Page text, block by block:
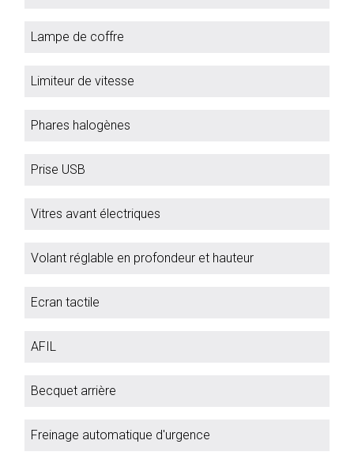
Lampe de coffre
Limiteur de vitesse
Phares halogènes
Prise USB
Vitres avant électriques
Volant réglable en profondeur et hauteur
Ecran tactile
AFIL
Becquet arrière
Freinage automatique d'urgence